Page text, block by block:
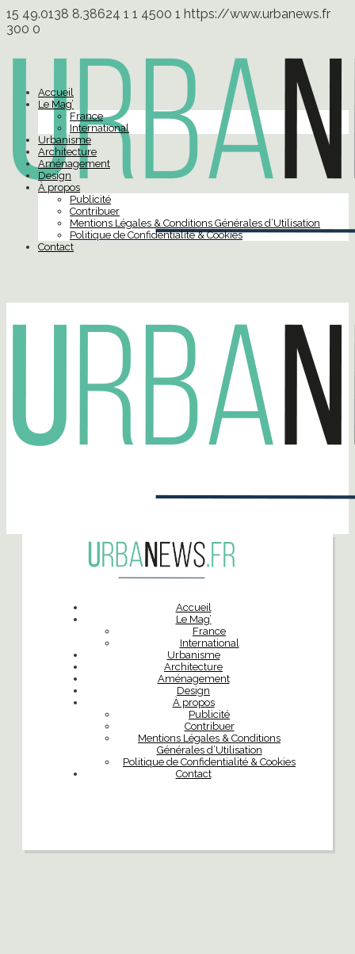
15 49.0138 8.38624 1 1 4500 1 https://www.urbanews.fr
300 0
Accueil
Le Mag’
France
International
Urbanisme
Architecture
Aménagement
Design
À propos
Publicité
Contribuer
Mentions Légales & Conditions Générales d’Utilisation
Politique de Confidentialité & Cookies
Contact
Accueil
Le Mag’
France
International
Urbanisme
Architecture
Aménagement
Design
À propos
Publicité
Contribuer
Mentions Légales & Conditions
Générales d’Utilisation
Politique de Confidentialité & Cookies
Contact